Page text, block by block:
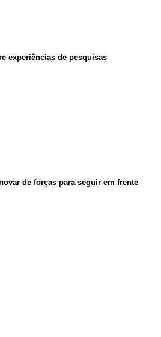
experiências de pesquisas
de forças para seguir em frente